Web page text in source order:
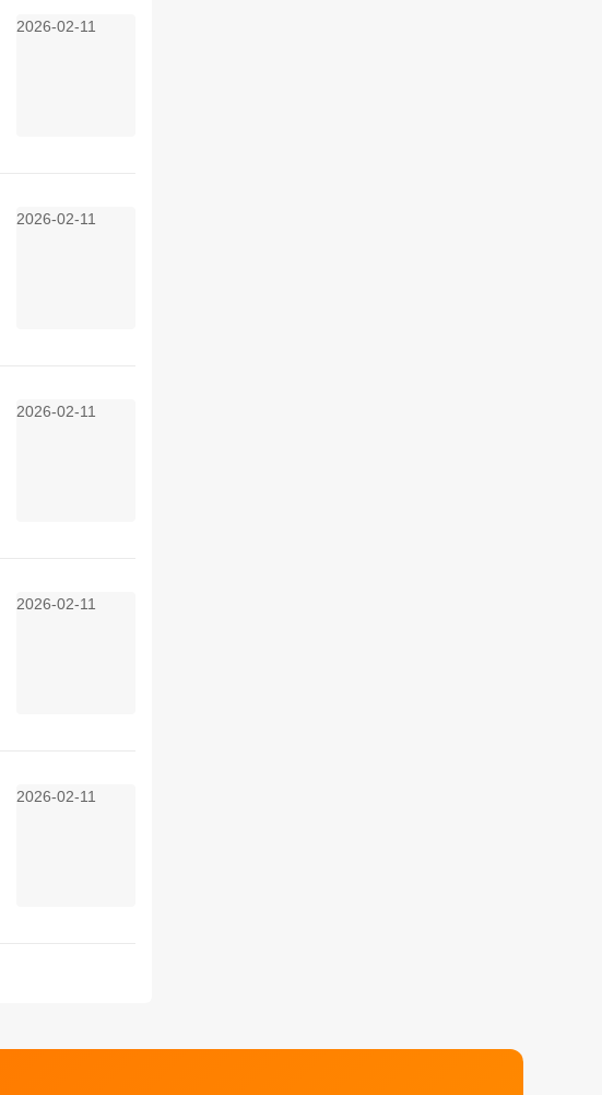
2026-02-11
2026-02-11
2026-02-11
2026-02-11
2026-02-11